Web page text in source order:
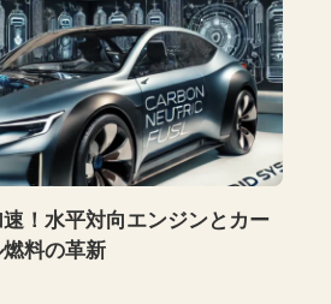
！水平対向エンジンとカー
料の革新